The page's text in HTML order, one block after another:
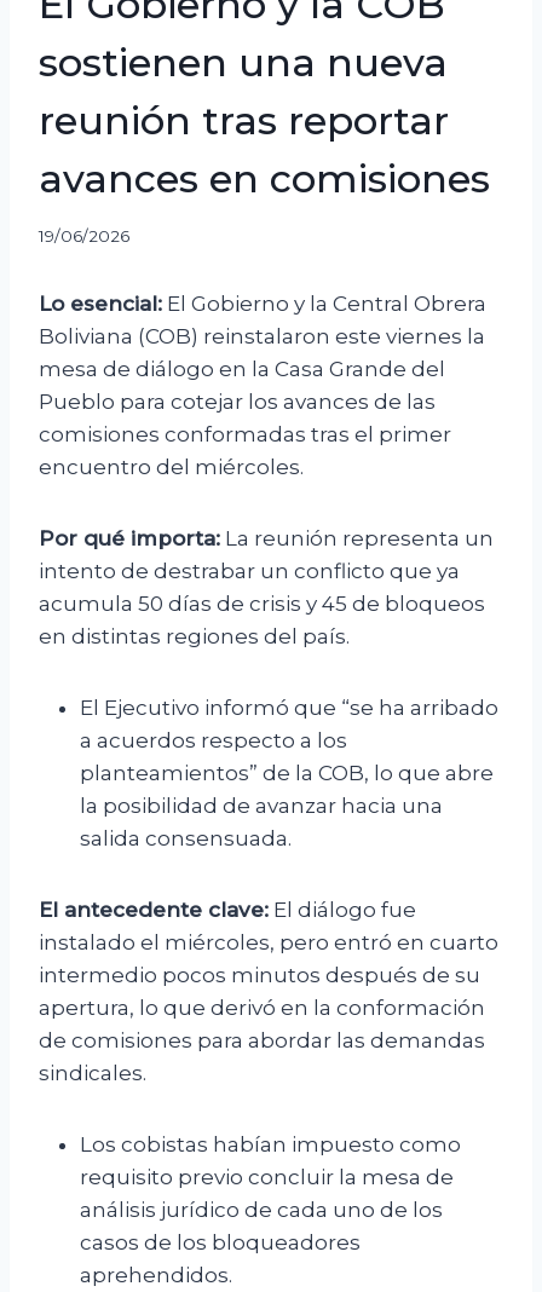
sostienen una nueva
reunión tras reportar
avances en comisiones
19/06/2026
Lo esencial: El Gobierno y la Central Obrera
Boliviana (COB) reinstalaron este viernes la
mesa de diálogo en la Casa Grande del
Pueblo para cotejar los avances de las
comisiones conformadas tras el primer
encuentro del miércoles.
Por qué importa: La reunión representa un
intento de destrabar un conflicto que ya
acumula 50 días de crisis y 45 de bloqueos
en distintas regiones del país.
El Ejecutivo informó que “se ha arribado
a acuerdos respecto a los
planteamientos” de la COB, lo que abre
la posibilidad de avanzar hacia una
salida consensuada.
El antecedente clave: El diálogo fue
instalado el miércoles, pero entró en cuarto
intermedio pocos minutos después de su
apertura, lo que derivó en la conformación
de comisiones para abordar las demandas
sindicales.
Los cobistas habían impuesto como
requisito previo concluir la mesa de
análisis jurídico de cada uno de los
casos de los bloqueadores
aprehendidos.